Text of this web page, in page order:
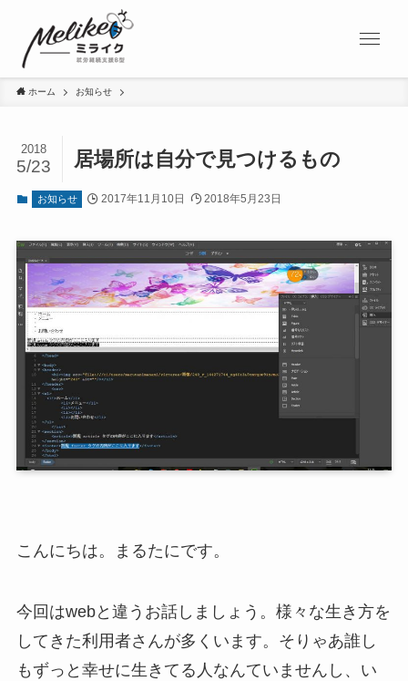
ホーム お知らせ
居場所は自分で見つけるもの
2018
5/23
お知らせ 2017年11月10日 2018年5月23日
こんにちは。まるたにです。
今回はwebと違うお話しましょう。様々な生き方を
してきた利用者さんが多くいます。そりゃあ誰し
もずっと幸せに生きてる人なんていませんし、い